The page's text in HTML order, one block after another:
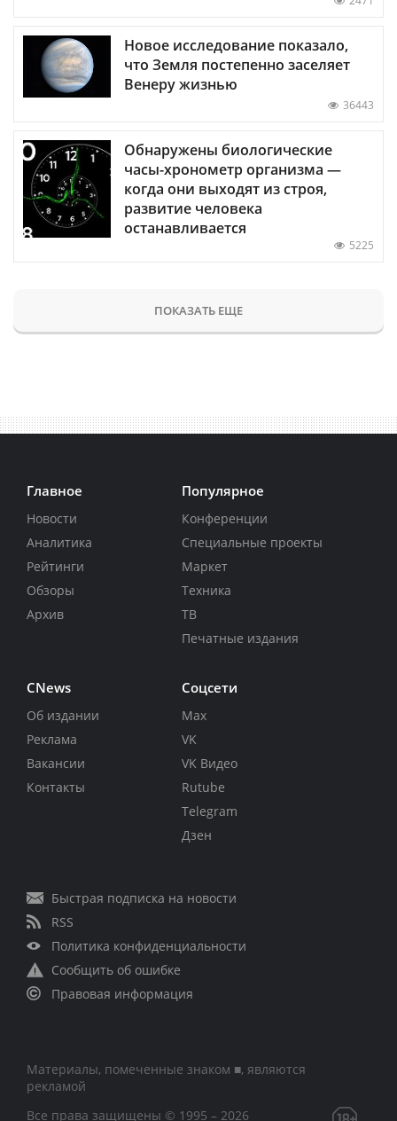
Новое исследование показало,
что Земля постепенно заселяет
Венеру жизнью
36443
Обнаружены биологические
часы-хронометр организма —
когда они выходят из строя,
развитие человека
останавливается
5225
ПОКАЗАТЬ ЕЩЕ
Главное
Новости
Аналитика
Рейтинги
Обзоры
Архив
Популярное
Конференции
Специальные проекты
Маркет
Техника
ТВ
Печатные издания
CNews
Об издании
Реклама
Вакансии
Контакты
Соцсети
Max
VK
VK Видео
Rutube
Telegram
Дзен
Быстрая подписка на новости
RSS
Политика конфиденциальности
Сообщить об ошибке
Правовая информация
Материалы, помеченные знаком ■, являются
рекламой
Все права защищены © 1995 – 2026